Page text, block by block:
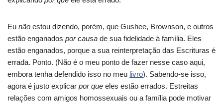
Eu não estou dizendo, porém, que Gushee, Brownson, e outros
estão enganados por causa de sua fidelidade à família. Eles
estão enganados, porque a sua reinterpretação das Escrituras é
errada. Ponto. (Não é o meu ponto de fazer nesse caso aqui,
embora tenha defendido isso no meu livro). Sabendo-se isso,
agora é justo explicar por que eles estão errados. Estreitas
relações com amigos homossexuais ou a família pode motivar